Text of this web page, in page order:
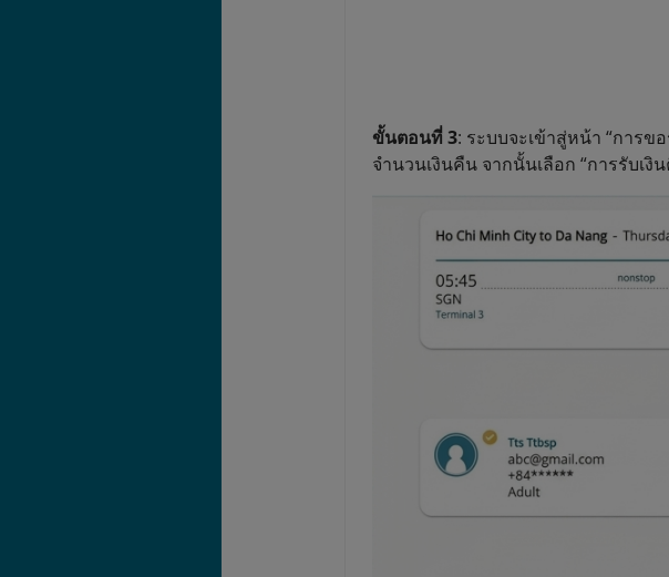
ขั้นตอนที่ 3: ระบบจะเข้าสู่หน้า “การ
จำนวนเงินคืน จากนั้นเลือก “การรับเงิ